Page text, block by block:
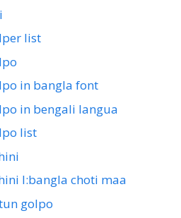
list
in bangla font
in bengali langua
list
l:bangla choti maa
golpo